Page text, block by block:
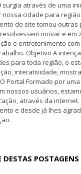
surgia através de uma
nossa cidade para
do site tomou
inovar e em
e entretenimento
Objetivo A
para toda região, o
interatividade,
Portal Formado por
nossos usuários,
através da
e desde já lhes
POSTAGENS